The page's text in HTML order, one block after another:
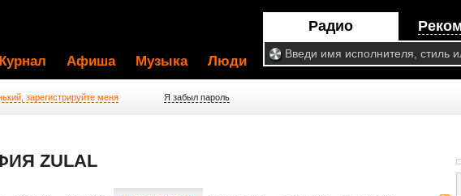
Радио
Афиша Музыка Люди
зарегистрируйте меня Я забыл пароль
ZULAL